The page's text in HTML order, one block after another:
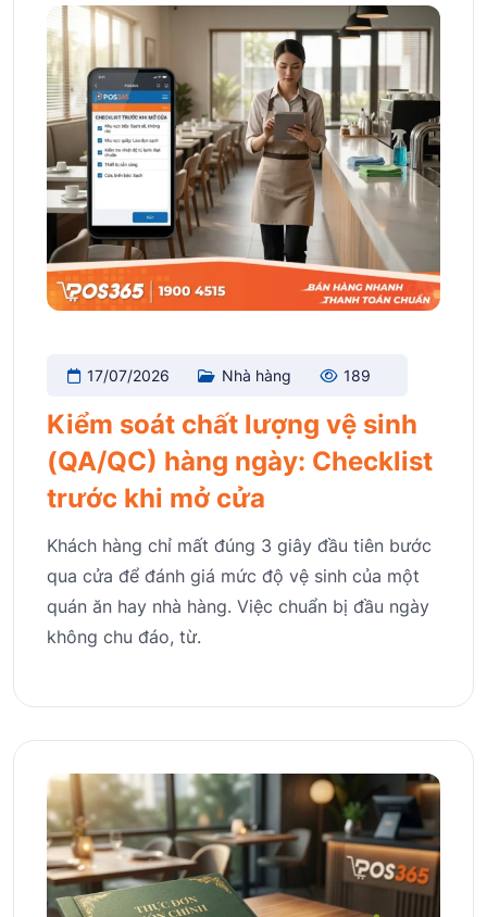
17/07/2026 Nhà hàng 189
Kiểm soát chất lượng vệ sinh
(QA/QC) hàng ngày: Checklist
trước khi mở cửa
Khách hàng chỉ mất đúng 3 giây đầu tiên bước
qua cửa để đánh giá mức độ vệ sinh của một
quán ăn hay nhà hàng. Việc chuẩn bị đầu ngày
không chu đáo, từ.